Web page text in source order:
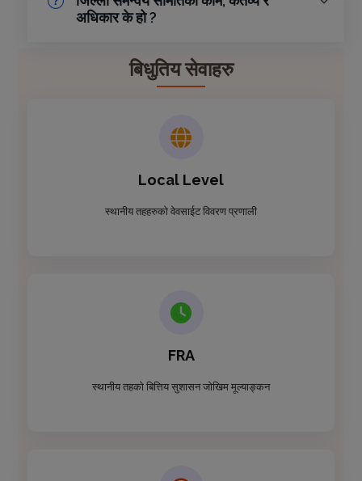
अधिकार के हो ?
बिधुतिय सेवाहरु
Local Level
स्थानीय तहहरुको वेवसाईट विवरण प्रणाली
FRA
स्थानीय तहको बित्तिय सुशासन जोखिम मूल्याङ्कन